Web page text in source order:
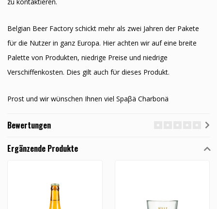
Belgian Beer Factory schickt mehr als zwei Jahren der Pakete
fϋr die Nutzer in ganz Europa. Hier achten wir auf eine breite
Palette von Produkten, niedrige Preise und niedrige
Verschiffenkosten. Dies gilt auch fϋr dieses Produkt.
Prost und wir wϋnschen Ihnen viel Spaβä Charbonä
Bewertungen
Ergänzende Produkte